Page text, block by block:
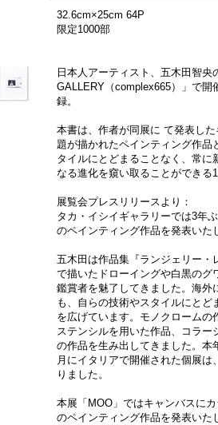
32.6cm×25cm 64P
限定1000部
日本人アーティスト、五木田智央
GALLERY（complex665）」で開
録。
本書は、作者が同展に て発表し
題が描かれたペインティング作
タイルにとどまることなく、常に
なる進化を窺い取ることができる1
展覧会プレスリリースより：
タカ・イシイギャラリーでは3年
のペインティング作品を発表いた
五木田は作品集『ランジェリー・
で描いたドローイングや白黒のグ
鑑賞者を魅了してきました。海外
も、自らの技術やスタイルにと
を広げています。モノクロームの
ステンシルを用いた作品、コラー
の作品を生み出してきました。本
月にイタリアで開催された個展
りました。
本展「MOO」ではキャンバスに
のペインティング作品を発表いた